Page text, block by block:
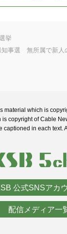
挙
知事選 無所属で新人
material which is
copyright of Cable
captioned in each text.
公式SNSアカ
配信メディア一